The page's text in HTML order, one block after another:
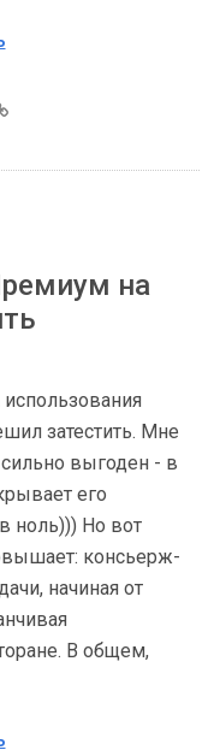
на
затестить. Мне
выгоден - в
его
ноль))) Но вот
консьерж-
начиная от
В общем,